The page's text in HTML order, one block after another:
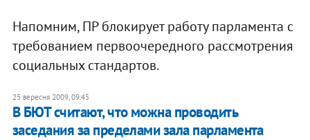
Напомним, ПР блокирует работу парламента с
требованием первоочередного рассмотрения
социальных стандартов.
25 вересня 2009, 09:45
В БЮТ считают, что можна проводить
заседания за пределами зала парламента